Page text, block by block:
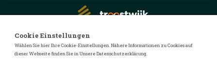
© 2026 Automotive Auctions
Cookie Einstellungen
Wählen Sie hier Ihre Cookie-Einstellungen. Nähere Informationen zu Cookies auf
dieser Webseite finden Sie in Unsere Datenschutzerklärung.